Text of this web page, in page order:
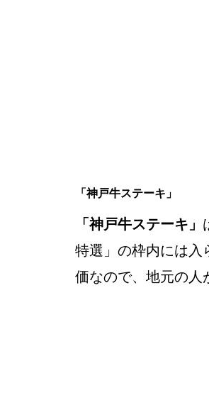
「神戸牛ステーキ」
「神戸牛ステーキ」
特選」の枠内には入
価なので、地元の人